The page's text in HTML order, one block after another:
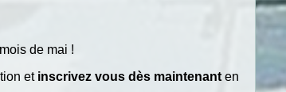
de mai !
et inscrivez vous dès maintenant en